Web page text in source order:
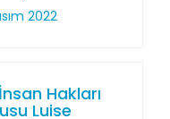
2022
Hakları
Luise